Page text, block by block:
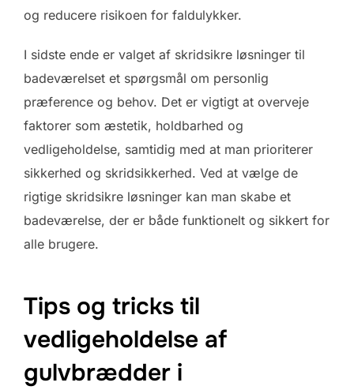
og reducere risikoen for faldulykker.
I sidste ende er valget af skridsikre løsninger til
badeværelset et spørgsmål om personlig
præference og behov. Det er vigtigt at overveje
faktorer som æstetik, holdbarhed og
vedligeholdelse, samtidig med at man prioriterer
sikkerhed og skridsikkerhed. Ved at vælge de
rigtige skridsikre løsninger kan man skabe et
badeværelse, der er både funktionelt og sikkert for
alle brugere.
Tips og tricks til
vedligeholdelse af
gulvbrædder i